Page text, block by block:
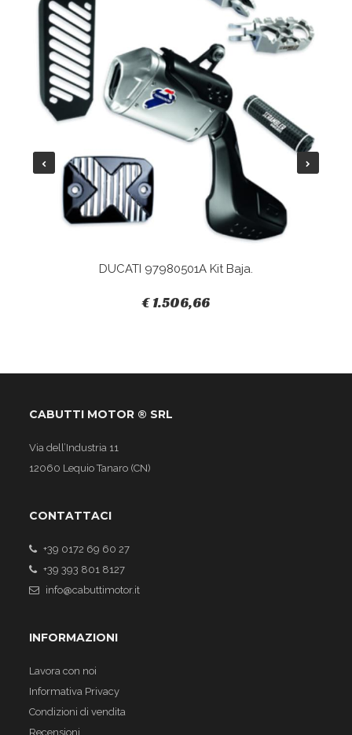
DUCATI 97980501A Kit Baja.
€ 1.506,66
CABUTTI MOTOR ® SRL
Via dell’Industria 11
12060 Lequio Tanaro (CN)
CONTATTACI
+39 0172 69 60 27
+39 393 801 8127
info@cabuttimotor.it
INFORMAZIONI
Lavora con noi
Informativa Privacy
Condizioni di vendita
Recensioni